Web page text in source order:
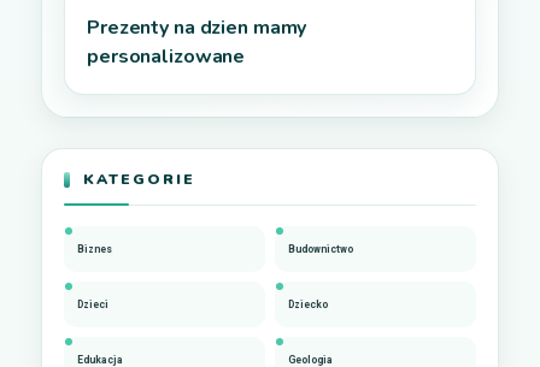
Prezenty na dzien mamy
personalizowane
KATEGORIE
Biznes Budownictwo
Dzieci Dziecko
Edukacja Geologia